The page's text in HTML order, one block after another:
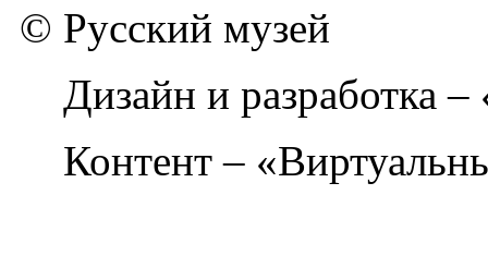
© Русский музей
Дизайн и разработка
Контент –